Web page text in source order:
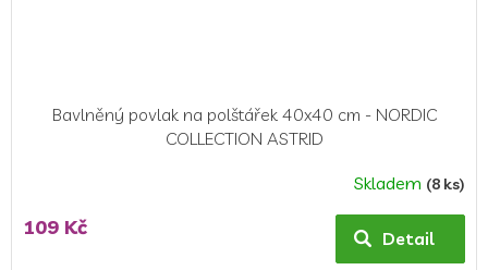
Bavlněný povlak na polštářek 40x40 cm - NORDIC
COLLECTION ASTRID
produktu
Skladem (8 ks)
109 Kč Detail